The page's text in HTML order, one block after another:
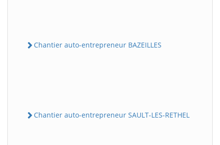
Chantier auto-entrepreneur BAZEILLES
Chantier auto-entrepreneur SAULT-LES-RETHEL